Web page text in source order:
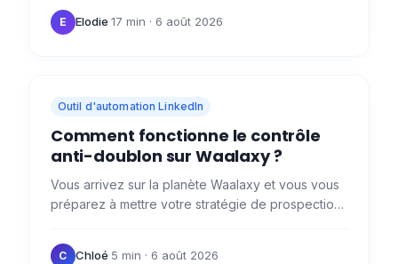
2022 : les…
E Elodie·17 min · 6 août 2026
Outil d'automation LinkedIn
Comment fonctionne le contrôle
anti-doublon sur Waalaxy ?
Vous arrivez sur la planète Waalaxy et vous vous
préparez à mettre votre stratégie de prospection
vous…
C Chloé·5 min · 6 août 2026